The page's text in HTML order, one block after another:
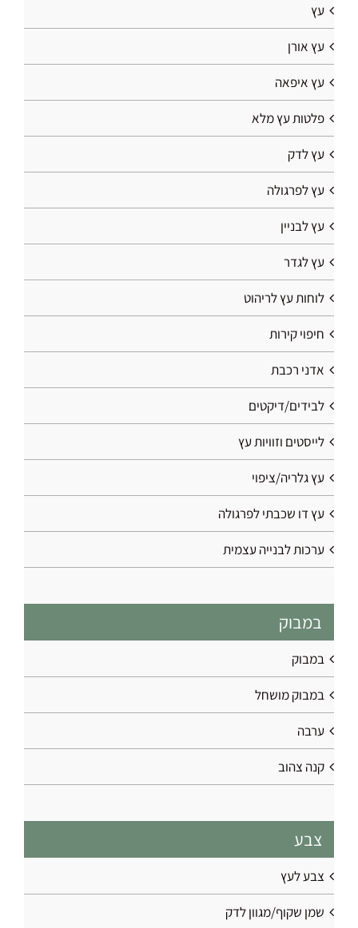
עץ
עץ אורן
עץ איפאה
פלטות עץ מלא
עץ לדק
עץ לפרגולה
עץ לבניין
עץ לגדר
לוחות עץ לריהוט
חיפוי קירות
אדני רכבת
לבידים/דיקטים
לייסטים וזוויות עץ
עץ גלריה/ציפוי
עץ דו שכבתי לפרגולה
ערכות לבנייה עצמית
במבוק
במבוק
במבוק מושחל
ערבה
קנה צהוב
צבע
צבע לעץ
שמן שקוף/מגוון לדק